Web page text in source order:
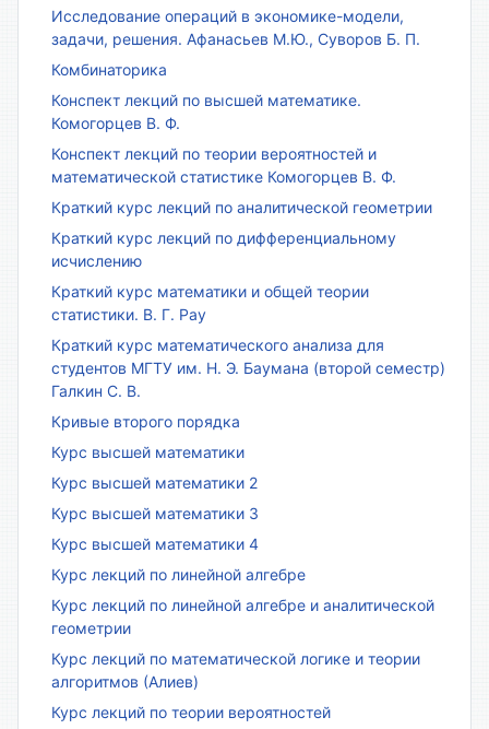
Исследование операций в экономике-модели,
задачи, решения. Афанасьев М.Ю., Суворов Б. П.
Комбинаторика
Конспект лекций по высшей математике.
Комогорцев В. Ф.
Конспект лекций по теории вероятностей и
математической статистике Комогорцев В. Ф.
Краткий курс лекций по аналитической геометрии
Краткий курс лекций по дифференциальному
исчислению
Краткий курс математики и общей теории
статистики. В. Г. Рау
Краткий курс математического анализа для
студентов МГТУ им. Н. Э. Баумана (второй семестр)
Галкин С. В.
Кривые второго порядка
Курс высшей математики
Курс высшей математики 2
Курс высшей математики 3
Курс высшей математики 4
Курс лекций по линейной алгебре
Курс лекций по линейной алгебре и аналитической
геометрии
Курс лекций по математической логике и теории
алгоритмов (Алиев)
Курс лекций по теории вероятностей